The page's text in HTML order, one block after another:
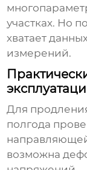
участках. Но
хватает
измерений.
Для
полгода
возможна